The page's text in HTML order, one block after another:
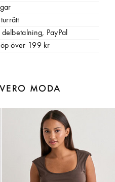
PayPal
över 199 kr
VERO MODA